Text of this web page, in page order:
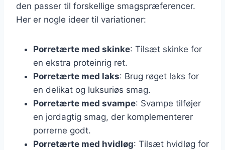
den passer til forskellige smagspræferencer.
Her er nogle ideer til variationer:
Porretærte med skinke: Tilsæt skinke for
en ekstra proteinrig ret.
Porretærte med laks: Brug røget laks for
en delikat og luksuriøs smag.
Porretærte med svampe: Svampe tilføjer
en jordagtig smag, der komplementerer
porrerne godt.
Porretærte med hvidløg: Tilsæt hvidløg for